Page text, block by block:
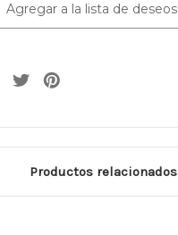
Agregar a la lista de deseos
Productos relacionados